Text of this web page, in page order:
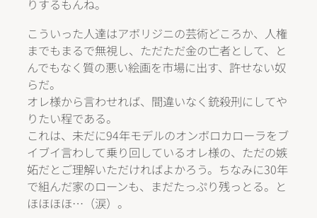
りするもんね。
こういった人達はアボリジニの芸術どころか、人権
までもまるで無視し、ただただ金の亡者として、と
んでもなく質の悪い絵画を市場に出す、許せない奴
らだ。
オレ様から言わせれば、間違いなく銃殺刑にしてや
りたい程である。
これは、未だに94年モデルのオンボロカローラをブ
イブイ言わして乗り回しているオレ様の、ただの嫉
妬だとご理解いただければよかろう。ちなみに30年
で組んだ家のローンも、まだたっぷり残っとる。と
ほほほほ…（涙）。